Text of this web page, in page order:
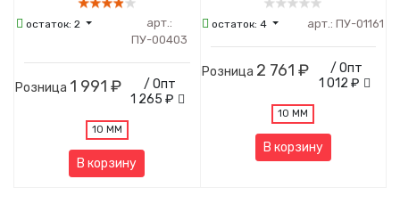
остаток:2
арт.:
ПУ-00403
Розница 1 991 ₽
/ Опт
1 265 ₽
10 ММ
В корзину
остаток:4 арт.: ПУ-01161
Розница 2 761 ₽
/ Опт
1 012 ₽
10 ММ
В корзину